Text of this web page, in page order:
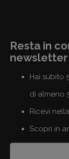
Resta in
newsletter
Hai subito
di almeno
Ricevi
Scopri in